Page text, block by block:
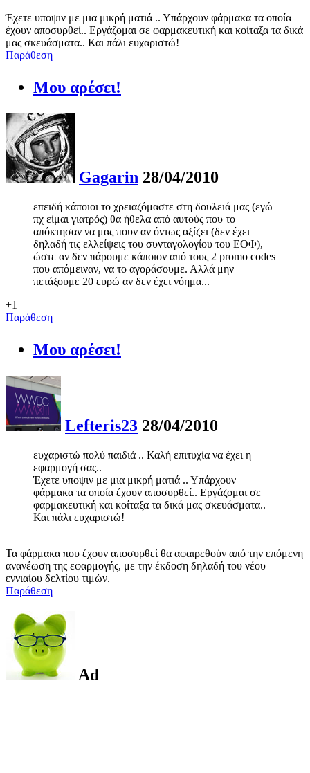
Έχετε υποψιν με μια μικρή ματιά .. Υπάρχουν φάρμακα τα οποία
έχουν αποσυρθεί.. Εργάζομαι σε φαρμακευτική και κοίταξα τα δικά
μας σκευάσματα.. Και πάλι ευχαριστώ!
Παράθεση
Μου αρέσει!
Gagarin 28/04/2010
επειδή κάποιοι το χρειαζόμαστε στη δουλειά μας (εγώ
πχ είμαι γιατρός) θα ήθελα από αυτούς που το
απόκτησαν να μας πουν αν όντως αξίζει (δεν έχει
δηλαδή τις ελλείψεις του συνταγολογίου του ΕΟΦ),
ώστε αν δεν πάρουμε κάποιον από τους 2 promo codes
που απόμειναν, να το αγοράσουμε. Αλλά μην
πετάξουμε 20 ευρώ αν δεν έχει νόημα...
+1
Παράθεση
Μου αρέσει!
Lefteris23 28/04/2010
ευχαριστώ πολύ παιδιά .. Καλή επιτυχία να έχει η
εφαρμογή σας..
Έχετε υποψιν με μια μικρή ματιά .. Υπάρχουν
φάρμακα τα οποία έχουν αποσυρθεί.. Εργάζομαι σε
φαρμακευτική και κοίταξα τα δικά μας σκευάσματα..
Και πάλι ευχαριστώ!
Τα φάρμακα που έχουν αποσυρθεί θα αφαιρεθούν από την επόμενη
ανανέωση της εφαρμογής, με την έκδοση δηλαδή του νέου
εννιαίου δελτίου τιμών.
Παράθεση
Ad